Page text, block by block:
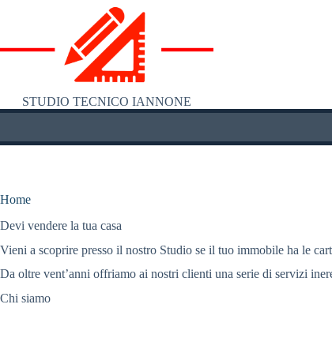
STUDIO TECNICO IANNONE
Home
Devi vendere la tua casa
Vieni a scoprire presso il nostro Studio se il tuo immobile ha le
Da oltre vent’anni offriamo ai nostri clienti una serie di servizi
Chi siamo